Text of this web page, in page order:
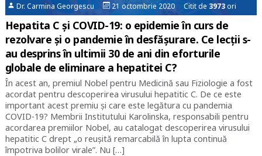
Dr. Carmina Georgescu 21 octombrie 2020 Citit de 3973ori
Hepatita C și COVID-19: o epidemie în curs de
rezolvare și o pandemie în desfășurare. Ce lecții s-
au desprins în ultimii 30 de ani din eforturile
globale de eliminare a hepatitei C?
În acest an, premiul Nobel pentru Medicină sau Fiziologie a fost
acordat pentru descoperirea virusului hepatitic C. De ce este
important acest premiu și care este legătura cu pandemia
COVID-19? Membrii Institutului Karolinska, responsabili pentru
acordarea premiilor Nobel, au catalogat descoperirea virusului
hepatitic C drept „o reușită remarcabilă în lupta continuă
împotriva bolilor virale”. Nu […]